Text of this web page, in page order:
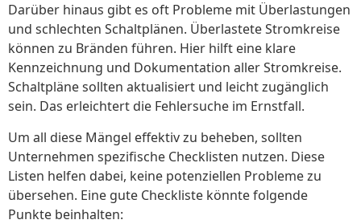
Darüber hinaus gibt es oft Probleme mit Überlastungen
und schlechten Schaltplänen. Überlastete Stromkreise
können zu Bränden führen. Hier hilft eine klare
Kennzeichnung und Dokumentation aller Stromkreise.
Schaltpläne sollten aktualisiert und leicht zugänglich
sein. Das erleichtert die Fehlersuche im Ernstfall.
Um all diese Mängel effektiv zu beheben, sollten
Unternehmen spezifische Checklisten nutzen. Diese
Listen helfen dabei, keine potenziellen Probleme zu
übersehen. Eine gute Checkliste könnte folgende
Punkte beinhalten: